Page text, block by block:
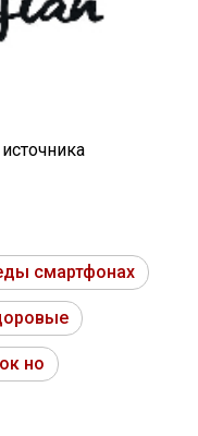
смартфонах
но